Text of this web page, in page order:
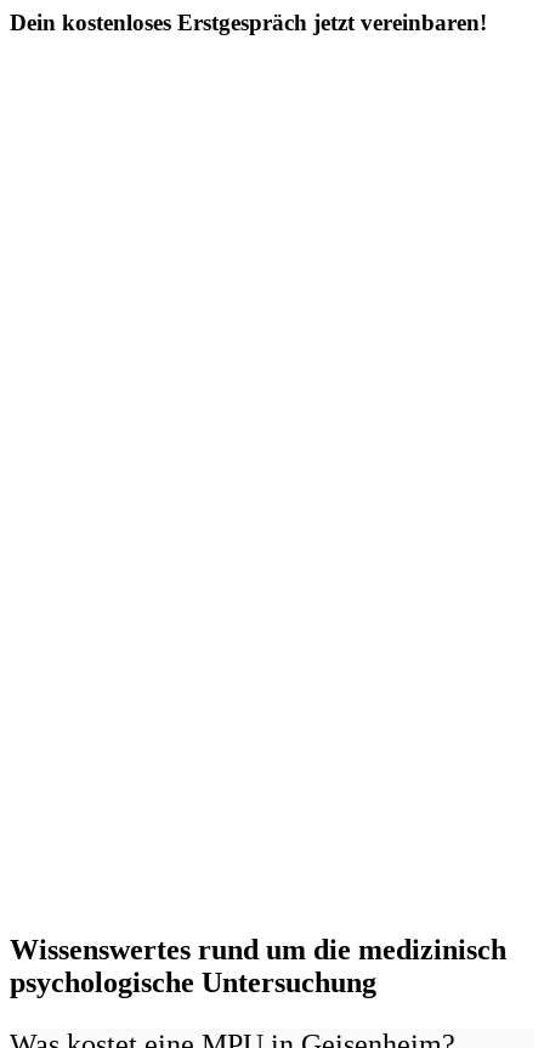
Dein kostenloses Erstgespräch jetzt vereinbaren!
Wissenswertes rund um die medizinisch
psychologische Untersuchung